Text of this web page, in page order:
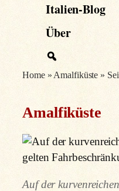
Italien-Blog
Über
Home» Amalfiküste »
Amalfiküste
Auf der